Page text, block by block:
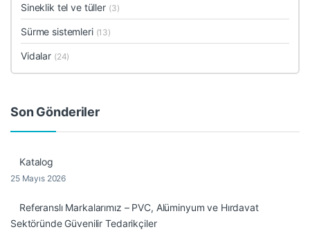
Sineklik tel ve tüller (3)
Sürme sistemleri (13)
Vidalar (24)
Son Gönderiler
Katalog
25 Mayıs 2026
Referanslı Markalarımız – PVC, Alüminyum ve Hırdavat
Sektöründe Güvenilir Tedarikçiler